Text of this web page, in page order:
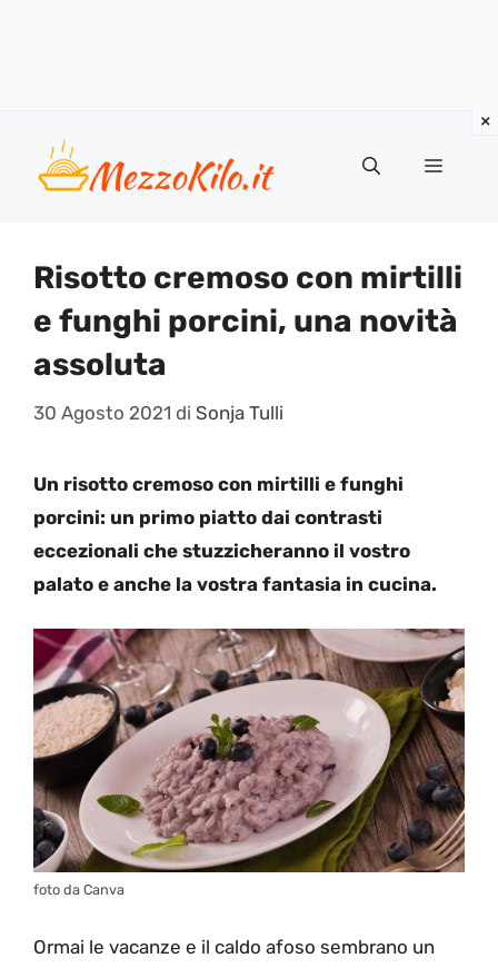
contenuto
Menu
Risotto cremoso con mirtilli
e funghi porcini, una novità
assoluta
30 Agosto 2021 di Sonja Tulli
Un risotto cremoso con mirtilli e funghi
porcini: un primo piatto dai contrasti
eccezionali che stuzzicheranno il vostro
palato e anche la vostra fantasia in cucina.
foto da Canva
Ormai le vacanze e il caldo afoso sembrano un